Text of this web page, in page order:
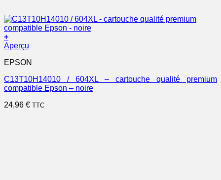
+
Aperçu
EPSON
C13T10H14010 / 604XL – cartouche qualité premium
compatible Epson – noire
24,96 € TTC